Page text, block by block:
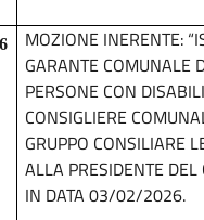
6
MOZIONE INERENTE:
GARANTE COMUNALE
PERSONE CON
CONSIGLIERE
GRUPPO CONSILIARE
ALLA PRESIDENTE
IN DATA 03/02/2026.